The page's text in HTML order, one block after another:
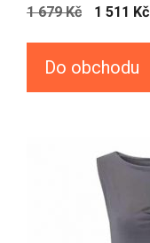
1 679Kč 1 511 Kč
Do obchodu